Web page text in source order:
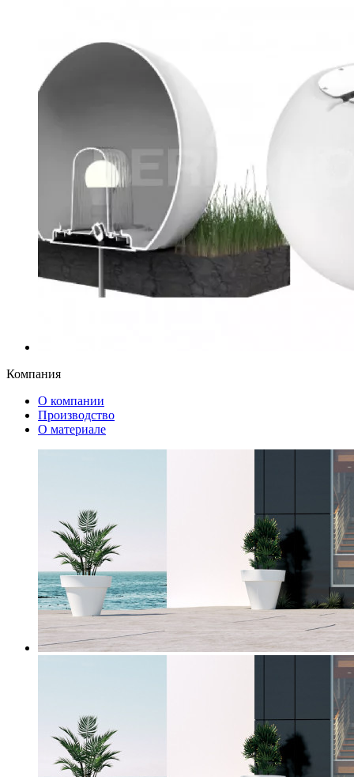
Компания
О компании
Производство
О материале